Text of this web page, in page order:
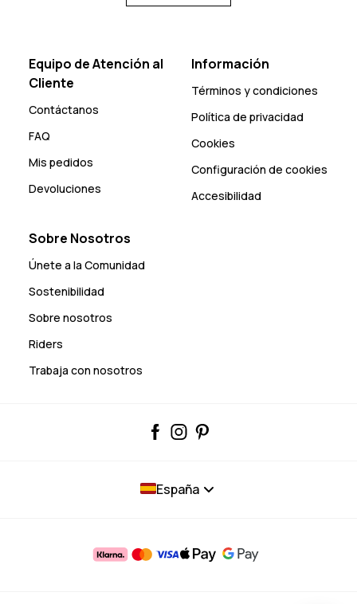
Equipo de Atención al
Cliente
Contáctanos
FAQ
Mis pedidos
Devoluciones
Información
Términos y condiciones
Política de privacidad
Cookies
Configuración de cookies
Accesibilidad
Sobre Nosotros
Únete a la Comunidad
Sostenibilidad
Sobre nosotros
Riders
Trabaja con nosotros
España